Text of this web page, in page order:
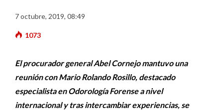
7 octubre, 2019, 08:49
1073
El procurador general Abel Cornejo mantuvo una
reunión con Mario Rolando Rosillo, destacado
especialista en Odorología Forense a nivel
internacional y tras intercambiar experiencias, se